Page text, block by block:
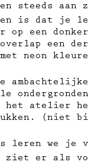
steeds aan
is dat je
een
een
neon
het atelier
(niet
leren we je
ziet er als